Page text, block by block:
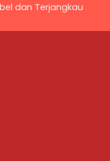
dan Terjangkau